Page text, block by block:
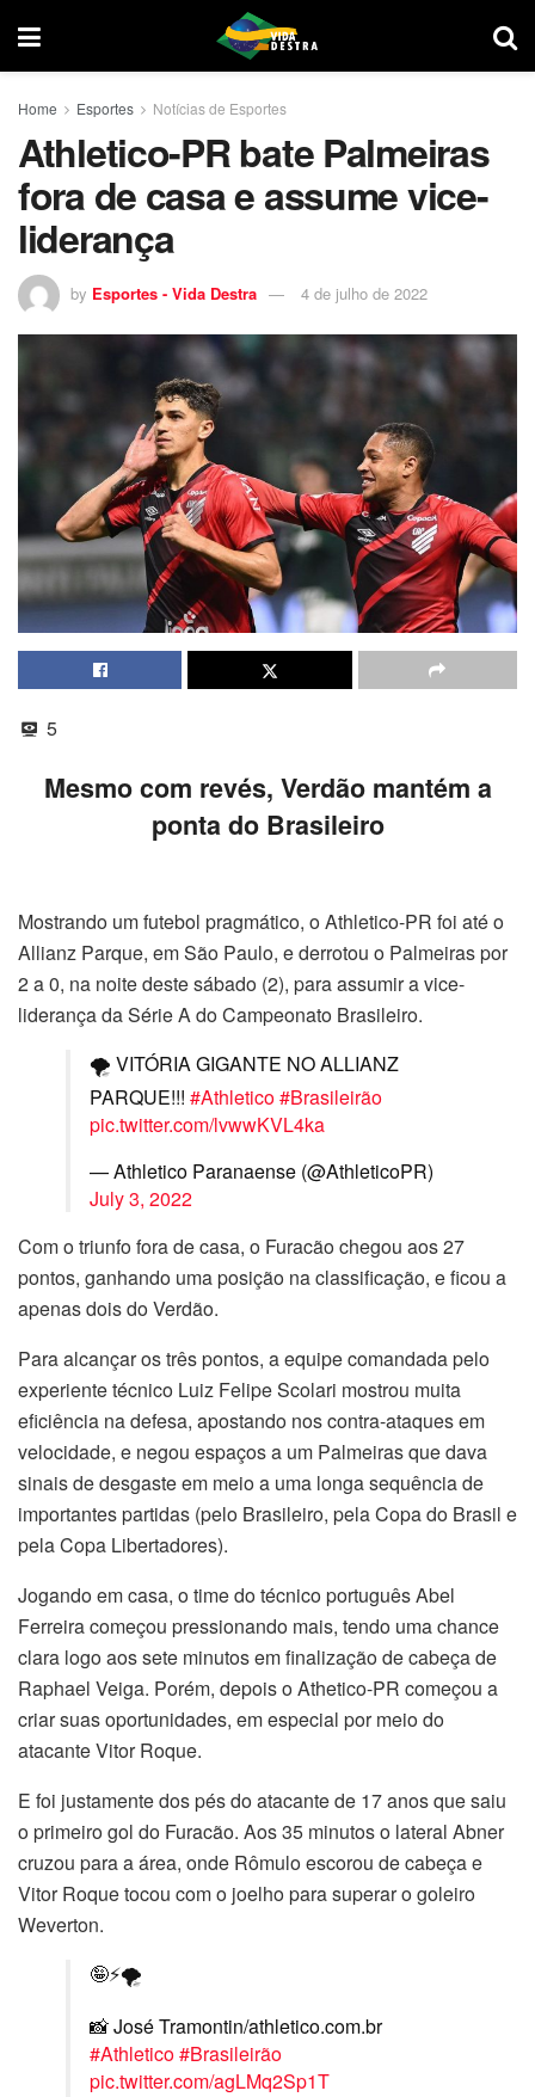
Home Esportes Notícias de Esportes
Athletico-PR bate Palmeiras
fora de casa e assume vice-
liderança
by Esportes - Vida Destra 4 de julho de 2022
5
Mesmo com revés, Verdão mantém a
ponta do Brasileiro
Mostrando um futebol pragmático, o Athletico-PR foi até o
Allianz Parque, em São Paulo, e derrotou o Palmeiras por
2 a 0, na noite deste sábado (2), para assumir a vice-
liderança da Série A do Campeonato Brasileiro.
🌪️ VITÓRIA GIGANTE NO ALLIANZ
PARQUE!!! #Athletico#Brasileirão
pic.twitter.com/lvwwKVL4ka
— Athletico Paranaense (@AthleticoPR)
July 3, 2022
Com o triunfo fora de casa, o Furacão chegou aos 27
pontos, ganhando uma posição na classificação, e ficou a
apenas dois do Verdão.
Para alcançar os três pontos, a equipe comandada pelo
experiente técnico Luiz Felipe Scolari mostrou muita
eficiência na defesa, apostando nos contra-ataques em
velocidade, e negou espaços a um Palmeiras que dava
sinais de desgaste em meio a uma longa sequência de
importantes partidas (pelo Brasileiro, pela Copa do Brasil e
pela Copa Libertadores).
Jogando em casa, o time do técnico português Abel
Ferreira começou pressionando mais, tendo uma chance
clara logo aos sete minutos em finalização de cabeça de
Raphael Veiga. Porém, depois o Athetico-PR começou a
criar suas oportunidades, em especial por meio do
atacante Vitor Roque.
E foi justamente dos pés do atacante de 17 anos que saiu
o primeiro gol do Furacão. Aos 35 minutos o lateral Abner
cruzou para a área, onde Rômulo escorou de cabeça e
Vitor Roque tocou com o joelho para superar o goleiro
Weverton.
🤪⚡️🌪️
📸 José Tramontin/athletico.com.br
#Athletico#Brasileirão
pic.twitter.com/agLMq2Sp1T